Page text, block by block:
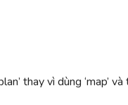
thay vì dùng ‘map’